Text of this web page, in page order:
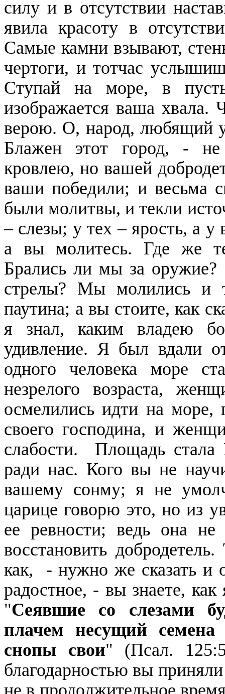
силу и в отсутствии
явила красоту в
Самые камни взывают,
чертоги, и тотчас
Ступай на море, в
изображается ваша
верою. О, народ, любящий
Блажен этот город, -
кровлею, но вашей
ваши победили; и весьма
были молитвы, и текли
– слезы; у тех – ярость, а у
а вы молитесь. Где же
Брались ли мы за оружие?
стрелы? Мы молились и
паутина; а вы стоите, как
я знал, каким владею
удивление. Я был вдали
одного человека море
незрелого возраста,
осмелились идти на море,
своего господина, и
слабости. Площадь
ради нас. Кого вы не
вашему сонму; я не
царице говорю это, но из
ее ревности; ведь она
восстановить
как, - нужно же сказать и
радостное, - вы знаете,
"Сеявшие со слезами
плачем несущий семена
снопы свои" (Псал.
благодарностью вы